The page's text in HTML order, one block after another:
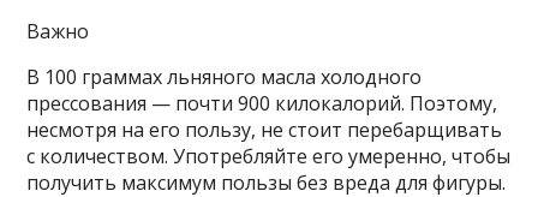
Важно
В 100 граммах льняного масла холодного
прессования — почти 900 килокалорий. Поэтому,
несмотря на его пользу, не стоит перебарщивать
с количеством. Употребляйте его умеренно, чтобы
получить максимум пользы без вреда для фигуры.